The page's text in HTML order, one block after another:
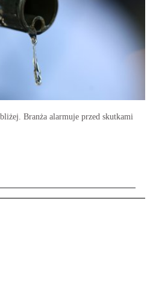
Branża alarmuje przed skutkami